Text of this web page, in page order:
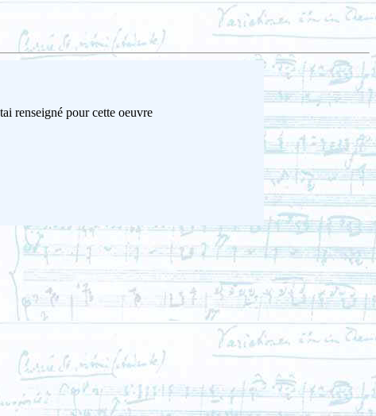
renseigné pour cette oeuvre